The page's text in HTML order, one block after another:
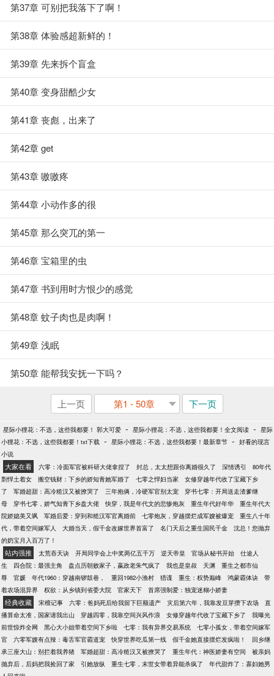
第37章 可别把我落下了啊！
第38章 体验感超新鲜的！
第39章 先来拆个盲盒
第40章 变身甜酷少女
第41章 丧彪，出来了
第42章 get
第43章 嗷嗷疼
第44章 小动作多的很
第45章 那么突兀的第一
第46章 宝箱里的虫
第47章 书到用时方恨少的感觉
第48章 蚊子肉也是肉啊！
第49章 浅眠
第50章 能帮我安抚一下吗？
上一页 第1 - 50章 下一页
星际小狸花：不选，这些我都要！ 郭大可爱 - 星际小狸花：不选，这些我都要！全文阅读 - 星际
小狸花：不选，这些我都要！txt下载 - 星际小狸花：不选，这些我都要！最新章节 - 好看的现言
小说
大家在看 六零：冷面军官被科研大佬拿捏了 封总，太太想跟你离婚很久了 深情诱引
80年代
剽悍土着女
搬空钱财：下乡的娇知青她军婚了 七零之悍妇当家
女修穿越年代收了宝藏下乡
了
军婚超甜：高冷糙汉又被撩哭了 三年抱俩，冷硬军官别太宠
穿书七零：开局送走渣爹继
母
穿书七零，娇气知青下乡盘大佬 快穿，我是年代文的悲惨炮灰 重生年代好年华
重生年代大
院娇媳美又飒
军婚后爱：穿到和糙汉军官离婚前 七零炮灰，穿越摆烂成军嫂被爆宠
重生八十年
代，带着空间嫁军人
大婚当天，假千金改嫁世界首富了 名门天后之重生国民千金
沈总！您抛弃
的奶宝月入百万了！
站内强推 太荒吞天诀 开局同学会上中奖两亿五千万 逆天帝皇 官场从秘书开始
仕途人
生
四合院：最强主角 盘点历朝败家子，嬴政老朱气疯了 我也是皇叔 天渊
重生之都市仙
尊
官媛 年代1960：穿越南锣鼓巷， 重回1982小渔村 猎谍 重生：权势巅峰 鸿蒙霸体诀
带
着农场混异界
权欲：从乡镇到省委大院 官家天下 首席强制爱：独宠迷糊小娇妻
经典收藏 宋檀记事 六零：爸妈死后给我留下巨额遗产 灾后第六年，我靠发豆芽攒下农场
直
播算命太准，国家请我出山
穿越四零，我靠空间兴风作浪 女修穿越年代收了宝藏下乡了
我曝光
前世惊炸全网
黑心大小姐带着空间下乡啦 七零：我有异界交易系统
七零小孤女，带着空间嫁军
官
六零军嫂有点辣：毒舌军官霸道宠 快穿世界吃瓜第一线 假千金她直接摆烂发疯啦！
回乡继
承三座大山：别拦着我养猪
军婚超甜：高冷糙汉又被撩哭了 重生年代：神医娇妻有空间
被亲妈
抛弃后，后妈把我捡回了家
引她放纵 重生七零，末世女带着异能杀疯了
年代甜炸了：寡妇她男